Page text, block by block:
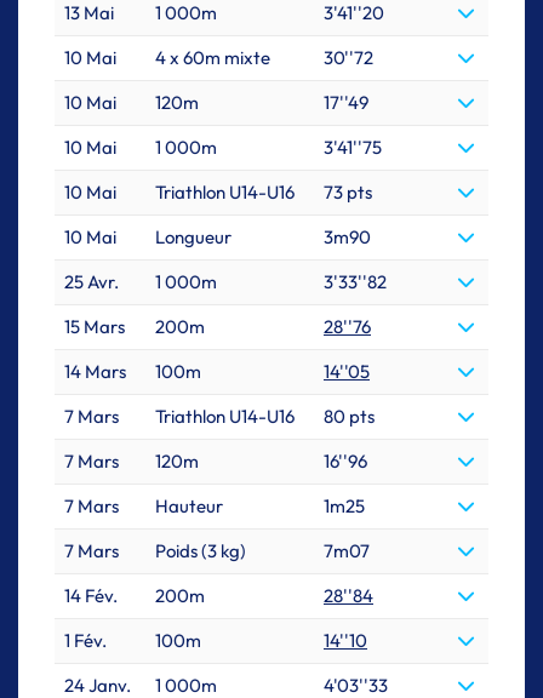
13 Mai
1 000m
3'41''20
10 Mai
4 x 60m mixte
30''72
10 Mai
120m
17''49
10 Mai
1 000m
3'41''75
10 Mai
Triathlon U14-U16
73 pts
10 Mai
Longueur
3m90
25 Avr.
1 000m
3'33''82
15 Mars
200m
28''76
14 Mars
100m
14''05
7 Mars
Triathlon U14-U16
80 pts
7 Mars
120m
16''96
7 Mars
Hauteur
1m25
7 Mars
Poids (3 kg)
7m07
14 Fév.
200m
28''84
1 Fév.
100m
14''10
24 Janv.
1 000m
4'03''33